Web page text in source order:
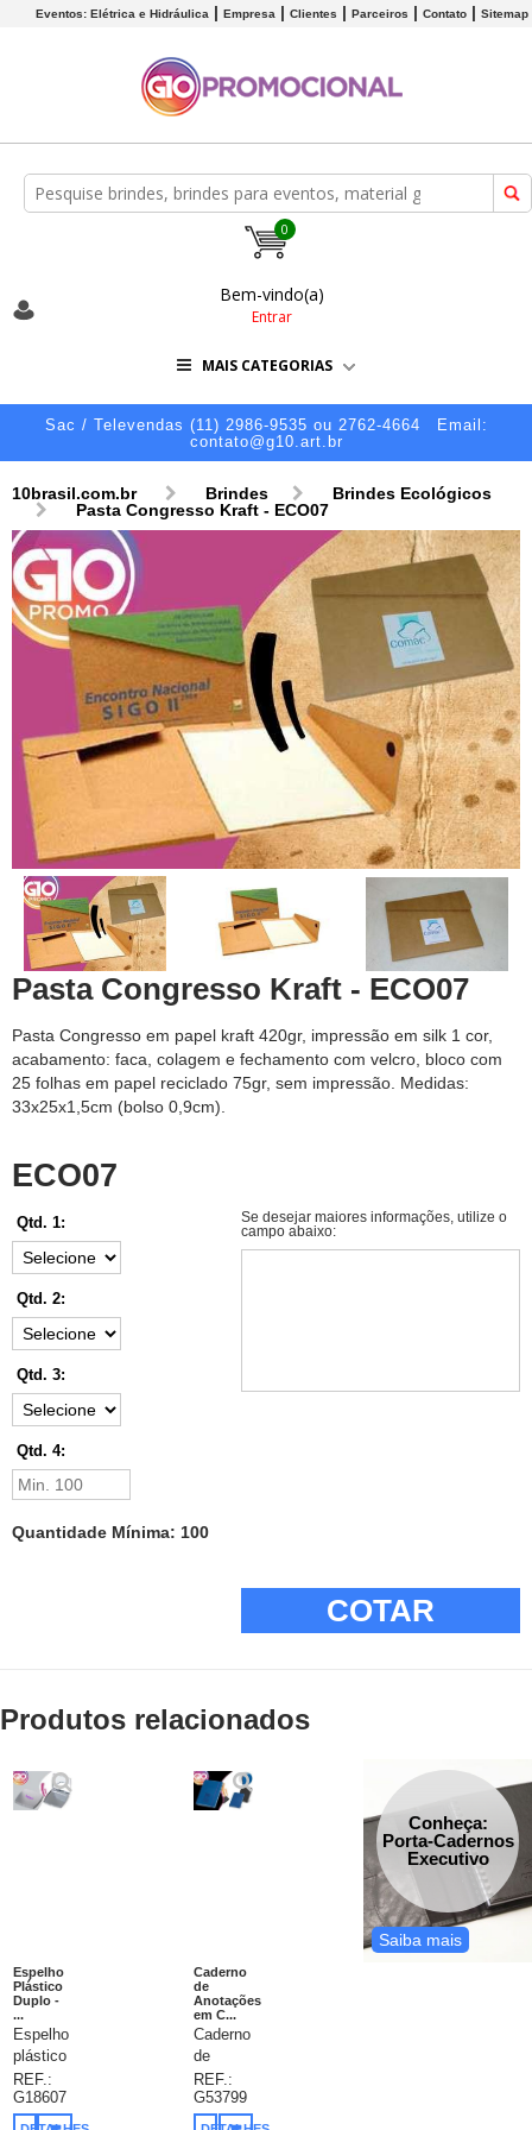
Eventos: Elétrica e Hidráulica Empresa Clientes Parceiros Contato Sitemap
0
Bem-vindo(a)
Entrar
MAIS CATEGORIAS
Sac / Televendas (11) 2986-9535 ou 2762-4664
Email:
contato@g10.art.br
10brasil.com.br Brindes
Brindes Ecológicos
Pasta Congresso Kraft - ECO07
Pasta Congresso Kraft - ECO07
Pasta Congresso em papel kraft 420gr, impressão em silk 1 cor,
acabamento: faca, colagem e fechamento com velcro, bloco com
25 folhas em papel reciclado 75gr, sem impressão. Medidas:
33x25x1,5cm (bolso 0,9cm).
ECO07
Qtd. 1:
Qtd. 2:
Qtd. 3:
Qtd. 4:
Quantidade Mínima: 100
Se desejar maiores informações, utilize o
campo abaixo:
COTAR
Produtos relacionados
Espelho
Plástico
Duplo -
...
Espelho
plástico
duplo
sem
aumento,
REF.:
G18607
Caderno
de
Anotações
em C...
Caderno
de
Anotações
Personalizados,
caderno
REF.:
G53799
Conheça:
Porta-Cadernos
Executivo
Saiba mais